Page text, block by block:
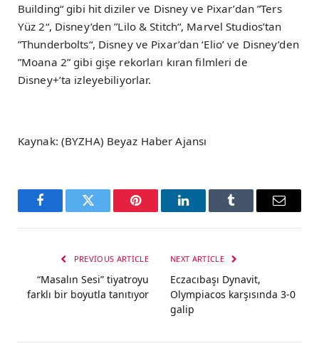
Building“ gibi hit diziler ve Disney ve Pixar’dan ”Ters
Yüz 2“, Disney’den ”Lilo & Stitch“, Marvel Studios’tan
”Thunderbolts“, Disney ve Pixar’dan ‘Elio’ ve Disney’den
”Moana 2” gibi gişe rekorları kıran filmleri de
Disney+’ta izleyebiliyorlar.
Kaynak: (BYZHA) Beyaz Haber Ajansı
FacebookTwitter Pinterest LinkedInTumblr Email
PREVIOUS ARTICLE
“Masalın Sesi” tiyatroyu
farklı bir boyutla tanıtıyor
NEXT ARTICLE
Eczacıbaşı Dynavit,
Olympiacos karşısında 3-0
galip